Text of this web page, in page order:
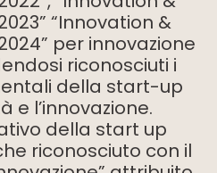
“Innovation &
per innovazione
riconosciuti i
della start-up
e l’innovazione.
della start up
riconosciuto con il